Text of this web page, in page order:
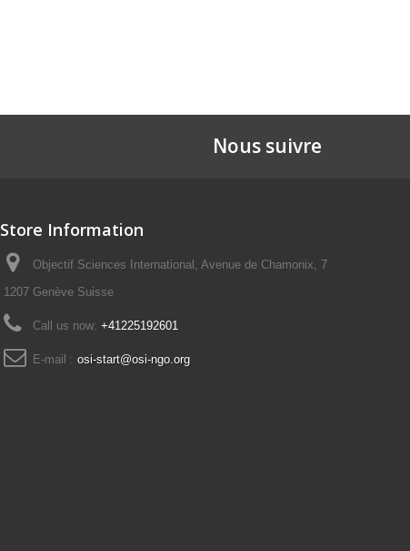
Nous suivre
Store Information
Objectif Sciences International, Avenue de Chamonix, 7
1207 Genève Suisse
Call us now: +41225192601
E-mail : osi-start@osi-ngo.org